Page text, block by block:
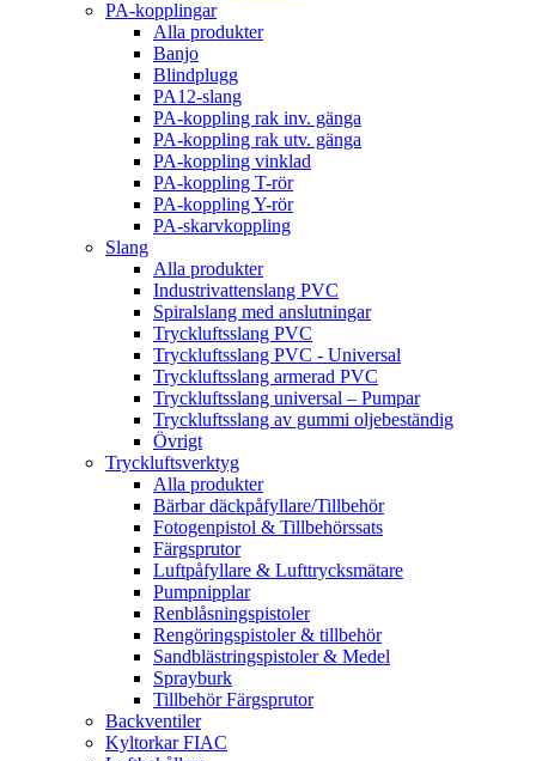
PA-kopplingar
Alla produkter
Banjo
Blindplugg
PA12-slang
PA-koppling rak inv. gänga
PA-koppling rak utv. gänga
PA-koppling vinklad
PA-koppling T-rör
PA-koppling Y-rör
PA-skarvkoppling
Slang
Alla produkter
Industrivattenslang PVC
Spiralslang med anslutningar
Tryckluftsslang PVC
Tryckluftsslang PVC - Universal
Tryckluftsslang armerad PVC
Tryckluftsslang universal – Pumpar
Tryckluftsslang av gummi oljebeständig
Övrigt
Tryckluftsverktyg
Alla produkter
Bärbar däckpåfyllare/Tillbehör
Fotogenpistol & Tillbehörssats
Färgsprutor
Luftpåfyllare & Lufttrycksmätare
Pumpnipplar
Renblåsningspistoler
Rengöringspistoler & tillbehör
Sandblästringspistoler & Medel
Sprayburk
Tillbehör Färgsprutor
Backventiler
Kyltorkar FIAC